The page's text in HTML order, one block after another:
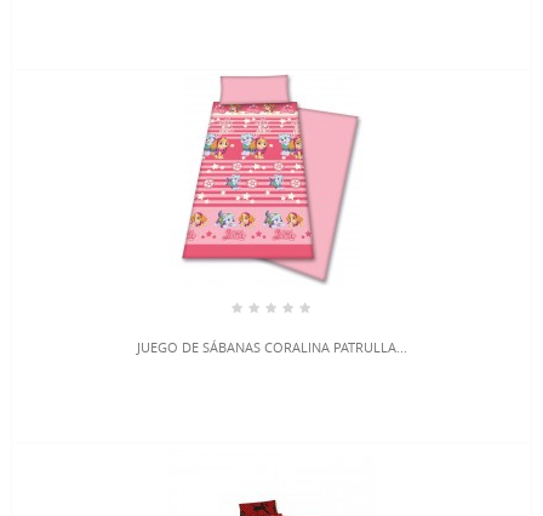
JUEGO DE SÁBANAS CORALINA PATRULLA...